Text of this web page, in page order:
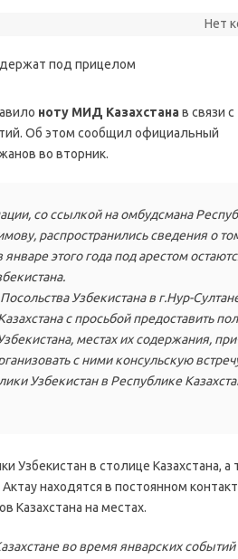
Нет
ноту МИД Казахстанав связи с
Об этом сообщил официальный
во вторник.
со ссылкой на омбудсмана
распространились сведения о
этого года под арестом
Узбекистана в г.Нур-
с просьбой предоставить
местах их содержания,
с ними консульскую
Узбекистан в Республике
Узбекистан в столице Казахстана, а
находятся в постоянном
Казахстана на местах.
во время январских событий